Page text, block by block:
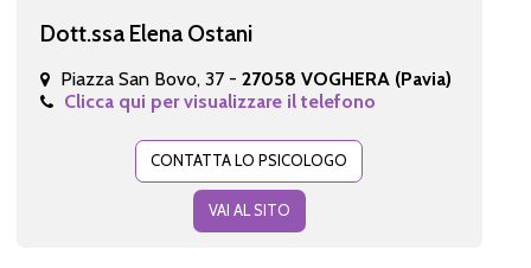
Dott.ssa Elena Ostani
Piazza San Bovo, 37 - 27058 VOGHERA (Pavia)
Clicca qui per visualizzare il telefono
CONTATTA LO PSICOLOGO
VAI AL SITO